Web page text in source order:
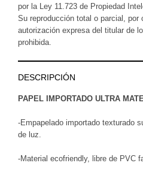
por la Ley 11.723 de Propiedad
Su reproducción total o parcial, por
autorización expresa del titular de
prohibida.
DESCRIPCIÓN
PAPEL IMPORTADO ULTRA
-Empapelado importado texturado
de luz.
-Material ecofriendly, libre de PVC